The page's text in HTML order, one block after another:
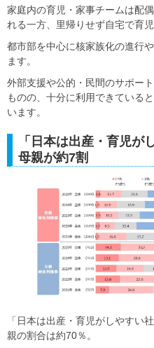
家庭内の育児・家事チームは配
れる一方、里帰りせず自宅で育
都市部を中心に核家族化の進行
ます。
外部支援や公的・民間のサポー
ものの、十分に利用できている
います。
「日本は出産・育児が
母親が約7割
「日本は出産・育児がしやすい
親の割合は約70％。